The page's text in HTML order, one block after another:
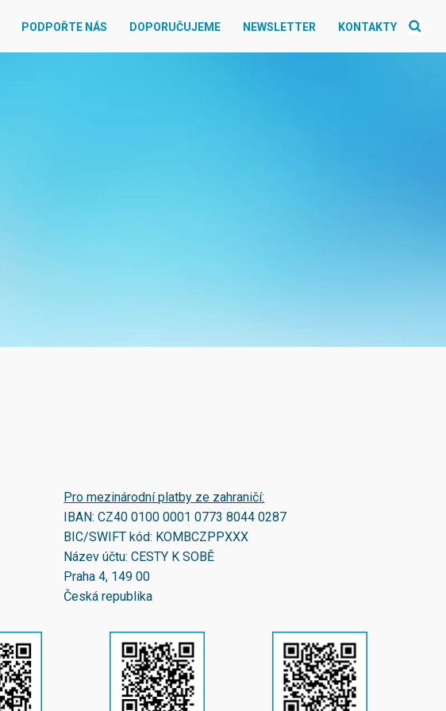
PODPOŘTE NÁS DOPORUČUJEME NEWSLETTER KONTAKTY
Pro mezinárodní platby ze zahraničí:
IBAN:CZ40 0100 0001 0773 8044 0287
BIC/SWIFT kód: KOMBCZPPXXX
Název účtu: CESTY K SOBĚ
Praha 4, 149 00
Česká republika